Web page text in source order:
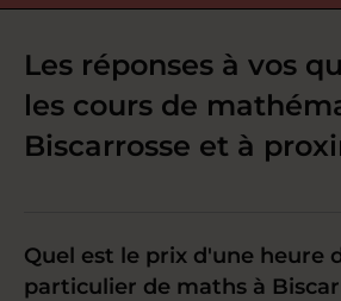
Les réponses à vos
les cours de
Biscarrosse et à
Quel est le prix d'une heure
particulier de maths à